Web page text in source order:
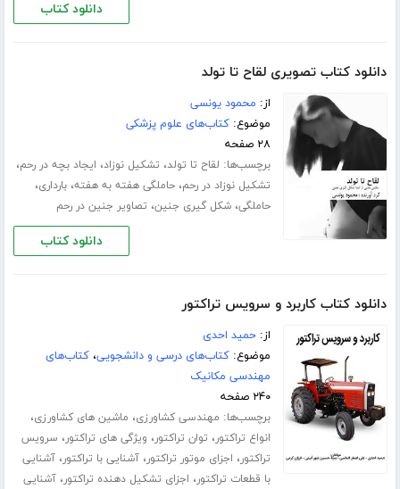
دانلود کتاب
دانلود کتاب تصویری لقاح تا تولد
از: محمود یونسی
موضوع:کتاب‌های علوم پزشکی
۲۸ صفحه
برچسب‌ها: لقاح تا تولد، تشکیل نوزاد، ایجاد بچه در رحم،
تشکیل نوزاد در رحم،حاملگی هفته به هفته،بارداری،
حاملگی،شکل گیری جنین، تصاویر جنین در رحم
دانلود کتاب
دانلود کتاب کاربرد و سرویس تراکتور
از:حمید احدی
موضوع:کتاب‌های درسی و دانشجویی،کتاب‌های
مهندسی مکانیک
۲۴۰ صفحه
برچسب‌ها: مهندسی کشاورزی، ماشین های کشاورزی،
انواع تراکتور، توان تراکتور، ویژگی های تراکتور، سرویس
تراکتور، اجزای موتور تراکتور،آشنایی با تراکتور،آشنایی
با قطعات تراکتور، اجزای تشکیل دهنده تراکتور،آشنایی